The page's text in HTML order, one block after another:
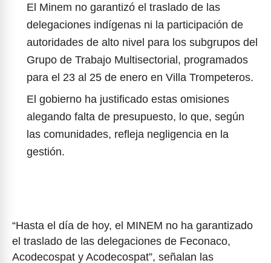
El Minem no garantizó el traslado de las
delegaciones indígenas ni la participación de
autoridades de alto nivel para los subgrupos del
Grupo de Trabajo Multisectorial, programados
para el 23 al 25 de enero en Villa Trompeteros.
El gobierno ha justificado estas omisiones
alegando falta de presupuesto, lo que, según
las comunidades, refleja negligencia en la
gestión.
“Hasta el día de hoy, el MINEM no ha garantizado
el traslado de las delegaciones de Feconaco,
Acodecospat y Acodecospat”, señalan las